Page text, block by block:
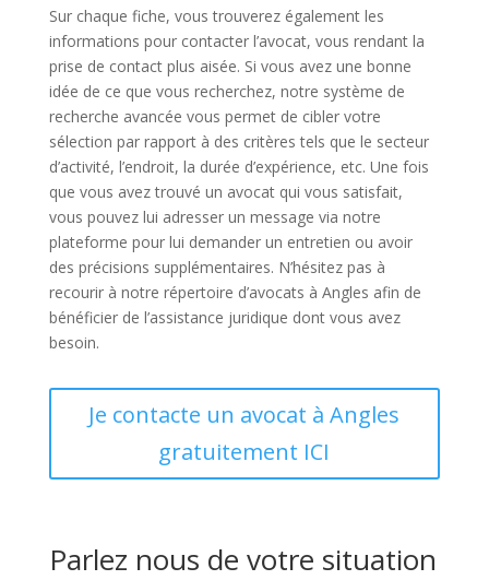
Sur chaque fiche, vous trouverez également les
informations pour contacter l’avocat, vous rendant la
prise de contact plus aisée. Si vous avez une bonne
idée de ce que vous recherchez, notre système de
recherche avancée vous permet de cibler votre
sélection par rapport à des critères tels que le secteur
d’activité, l’endroit, la durée d’expérience, etc. Une fois
que vous avez trouvé un avocat qui vous satisfait,
vous pouvez lui adresser un message via notre
plateforme pour lui demander un entretien ou avoir
des précisions supplémentaires. N’hésitez pas à
recourir à notre répertoire d’avocats à Angles afin de
bénéficier de l’assistance juridique dont vous avez
besoin.
Je contacte un avocat à Angles
gratuitement ICI
Parlez nous de votre situation